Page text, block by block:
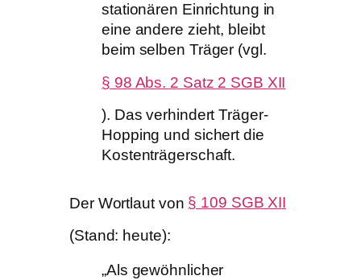
stationären Einrichtung in
eine andere zieht, bleibt
beim selben Träger (vgl.
§ 98 Abs. 2 Satz 2 SGB XII
). Das verhindert Träger-
Hopping und sichert die
Kostenträgerschaft.
Der Wortlaut von § 109 SGB XII
(Stand: heute):
„Als gewöhnlicher